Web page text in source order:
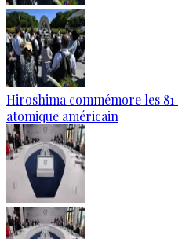
Hiroshima commémore les
atomique américain